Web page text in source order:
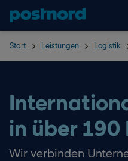
Hoppa över navigering och
Start Leistungen Logistik
in über 190
Wir verbinden